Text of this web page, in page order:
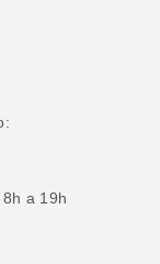
a 19h